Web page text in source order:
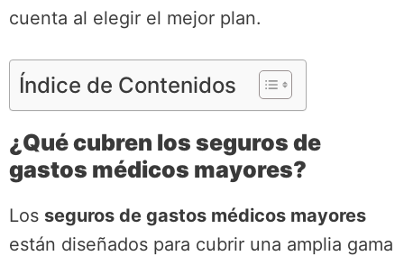
cuenta al elegir el mejor plan.
Índice de Contenidos
¿Qué cubren los seguros de
gastos médicos mayores?
Los seguros de gastos médicos mayores
están diseñados para cubrir una amplia gama